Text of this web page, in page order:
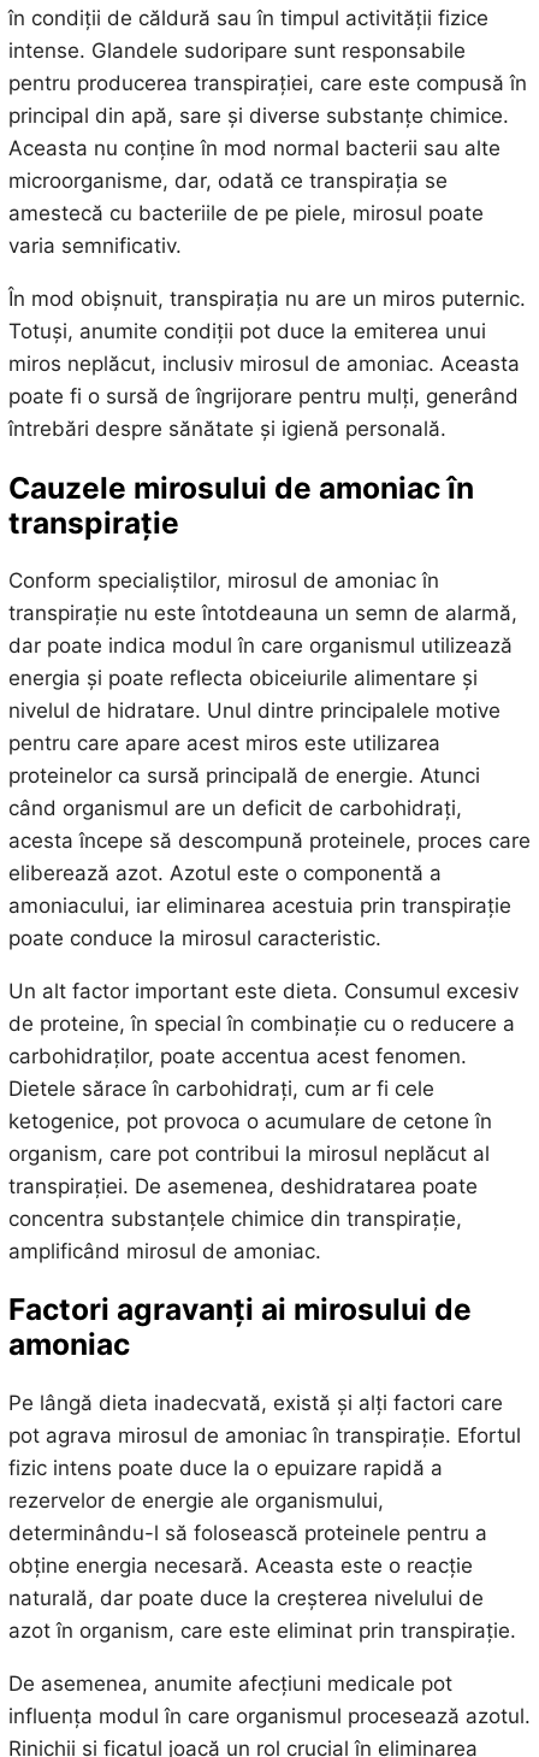
în condiții de căldură sau în timpul activității fizice
intense. Glandele sudoripare sunt responsabile
pentru producerea transpirației, care este compusă în
principal din apă, sare și diverse substanțe chimice.
Aceasta nu conține în mod normal bacterii sau alte
microorganisme, dar, odată ce transpirația se
amestecă cu bacteriile de pe piele, mirosul poate
varia semnificativ.
În mod obișnuit, transpirația nu are un miros puternic.
Totuși, anumite condiții pot duce la emiterea unui
miros neplăcut, inclusiv mirosul de amoniac. Aceasta
poate fi o sursă de îngrijorare pentru mulți, generând
întrebări despre sănătate și igienă personală.
Cauzele mirosului de amoniac în
transpirație
Conform specialiștilor, mirosul de amoniac în
transpirație nu este întotdeauna un semn de alarmă,
dar poate indica modul în care organismul utilizează
energia și poate reflecta obiceiurile alimentare și
nivelul de hidratare. Unul dintre principalele motive
pentru care apare acest miros este utilizarea
proteinelor ca sursă principală de energie. Atunci
când organismul are un deficit de carbohidrați,
acesta începe să descompună proteinele, proces care
eliberează azot. Azotul este o componentă a
amoniacului, iar eliminarea acestuia prin transpirație
poate conduce la mirosul caracteristic.
Un alt factor important este dieta. Consumul excesiv
de proteine, în special în combinație cu o reducere a
carbohidraților, poate accentua acest fenomen.
Dietele sărace în carbohidrați, cum ar fi cele
ketogenice, pot provoca o acumulare de cetone în
organism, care pot contribui la mirosul neplăcut al
transpirației. De asemenea, deshidratarea poate
concentra substanțele chimice din transpirație,
amplificând mirosul de amoniac.
Factori agravanți ai mirosului de
amoniac
Pe lângă dieta inadecvată, există și alți factori care
pot agrava mirosul de amoniac în transpirație. Efortul
fizic intens poate duce la o epuizare rapidă a
rezervelor de energie ale organismului,
determinându-l să folosească proteinele pentru a
obține energia necesară. Aceasta este o reacție
naturală, dar poate duce la creșterea nivelului de
azot în organism, care este eliminat prin transpirație.
De asemenea, anumite afecțiuni medicale pot
influența modul în care organismul procesează azotul.
Rinichii și ficatul joacă un rol crucial în eliminarea